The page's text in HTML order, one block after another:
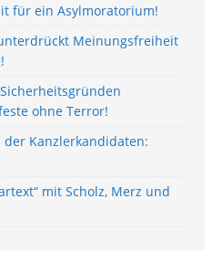
für ein Asylmoratorium!
Meinungsfreiheit
ohne Terror!
Kanzlerkandidaten:
mit Scholz, Merz und